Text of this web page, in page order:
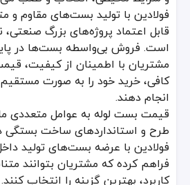
تنوع بالا و انتخاب دشوار: وجود
احتمال محدودیت در سایزبندی: در
استانداردهای بست
برای اطمینان از کارایی و کیفیت
استاندارد DIN: استاندارد آلمانی که معیارهای سخت‌گیرانه‌ای درباره جنس، ابعاد و مقاومت بست تعیین کرده است.
استاندارد ISO: سازمان بین‌المللی استانداردسازی، مقررات کلی برای تضمین کیفیت و ایمنی در تولید بست دارد.
استاندارد ASTM: این استاندارد آمریکایی معیارهای فنی مختلفی از جمله مواد سازنده و روش‌های تست را دربرمی‌گیرد.
توجه به این استانداردها در هنگام
انواع یا محصولات بست
فولادین با تولید بست‌های مقاوم و
قابل اعتماد پروژه‌های بزرگ
است. فروش بی‌واسطه بست‌ها در
مشتریان با اطمینان از کیفیت،
کافی، خرید خود را به صورت مستقیم
انجام دهند.
قیمت بست لوله به عوامل متعددی
طرح و استانداردهای ساخت بستگی
فولادین با عرضه بست‌های تولید
فراهم کرده که مشتریان بتوانند
کاربرد، بهترین گزینه را انتخاب